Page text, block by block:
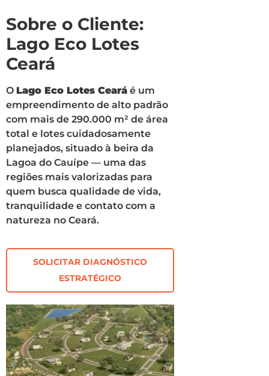
Sobre o Cliente:
Lago Eco Lotes
Ceará
O Lago Eco Lotes Ceará é um
empreendimento de alto padrão
com mais de 290.000 m² de área
total e lotes cuidadosamente
planejados, situado à beira da
Lagoa do Cauípe — uma das
regiões mais valorizadas para
quem busca qualidade de vida,
tranquilidade e contato com a
natureza no Ceará.
SOLICITAR DIAGNÓSTICO
ESTRATÉGICO